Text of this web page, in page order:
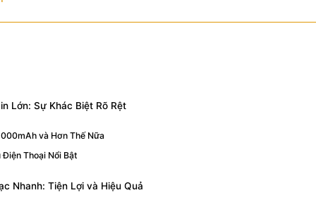
Lớn: Sự Khác Biệt Rõ Rệt
và Hơn Thế Nữa
Điện Thoại Nổi Bật
Nhanh: Tiện Lợi và Hiệu Quả